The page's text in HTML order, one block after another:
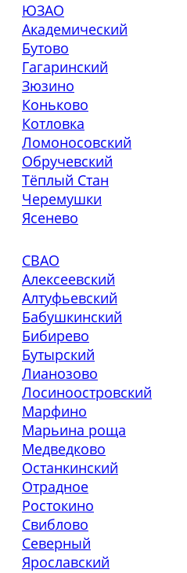
ЮЗАО
Академический
Бутово
Гагаринский
Зюзино
Коньково
Котловка
Ломоносовский
Обручевский
Тёплый Стан
Черемушки
Ясенево
СВАО
Алексеевский
Алтуфьевский
Бабушкинский
Бибирево
Бутырский
Лианозово
Лосиноостровский
Марфино
Марьина роща
Медведково
Останкинский
Отрадное
Ростокино
Свиблово
Северный
Ярославский